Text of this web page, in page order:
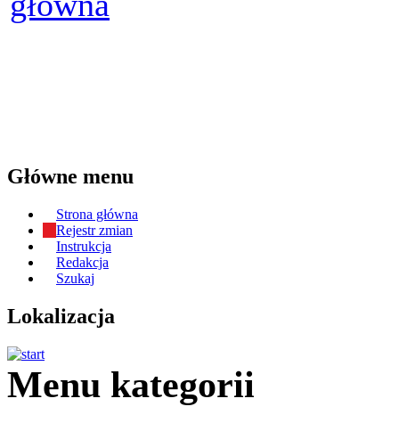
Główne menu
Strona główna
Rejestr zmian
Instrukcja
Redakcja
Szukaj
Lokalizacja
Menu kategorii